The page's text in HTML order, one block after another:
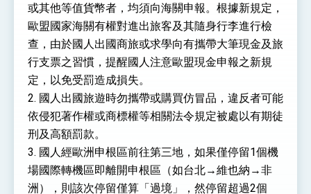
或其他等值貨幣者，均須向海關申報。根據新規定，
歐盟國家海關有權對進出旅客及其隨身行李進行檢
查，由於國人出國商旅或求學向有攜帶大筆現金及旅
行支票之習慣，提醒國人注意歐盟現金申報之新規
定，以免受罰造成損失。
2. 國人出國旅遊時勿攜帶或購買仿冒品，違反者可能
依侵犯著作權或商標權等相關法令規定被處以有期徒
刑及高額罰款。
3. 國人經歐洲申根區前往第三地，如果僅停留1個機
場國際轉機區即離開申根區（如台北→維也納→非
洲），則該次停留僅算「過境」，然停留超過2個